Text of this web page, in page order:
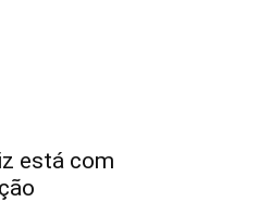
está com